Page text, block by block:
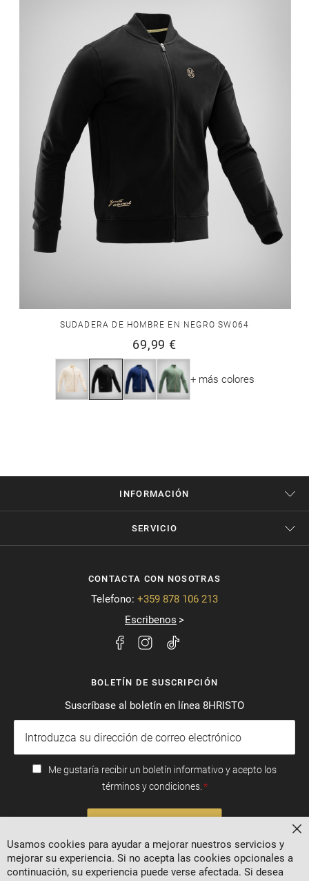
SUDADERA DE HOMBRE EN NEGRO SW064
69,99 €
+ más colores
INFORMACIÓN
SERVICIO
CONTACTA CON NOSOTRAS
Telefono: +359 878 106 213
Escribenos
BOLETÍN DE SUSCRIPCIÓN
Suscríbase al boletín en línea 8HRISTO
Me gustaría recibir un boletín informativo y acepto los
términos y condiciones.
Usamos cookies para ayudar a mejorar nuestros servicios y
mejorar su experiencia. Si no acepta las cookies opcionales a
continuación, su experiencia puede verse afectada. Si desea